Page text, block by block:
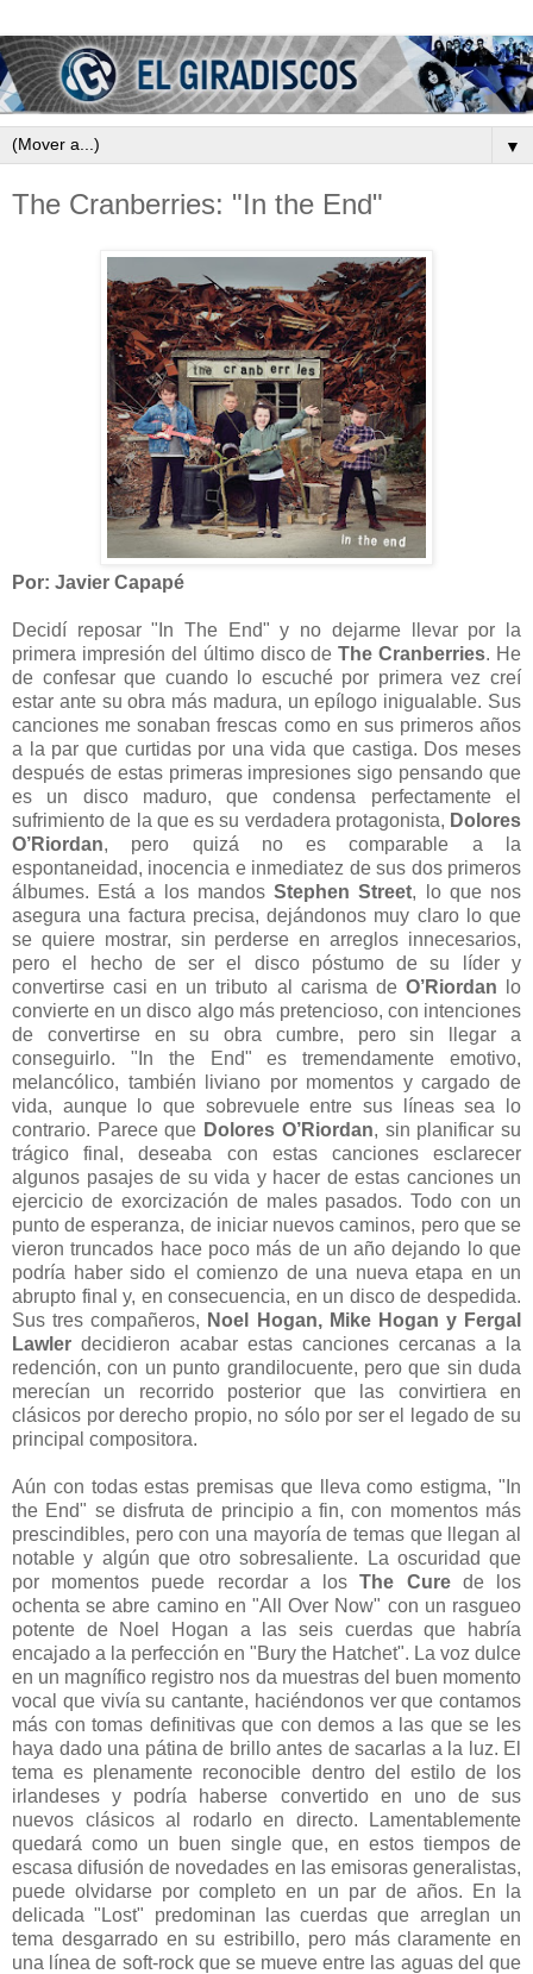
▼
The Cranberries: "In the End"
Por: Javier Capapé
Decidí reposar "In The End" y no dejarme llevar por la
primera impresión del último disco deThe Cranberries. He
de confesar que cuando lo escuché por primera vez creí
estar ante su obra más madura, un epílogo inigualable. Sus
canciones me sonaban frescas como en sus primeros años
a la par que curtidas por una vida que castiga. Dos meses
después de estas primeras impresiones sigo pensando que
es un disco maduro, que condensa perfectamente el
sufrimiento de la que es su verdadera protagonista, Dolores
O’Riordan, pero quizá no es comparable a la
espontaneidad, inocencia e inmediatez de sus dos primeros
álbumes. Está a los mandosStephen Street, lo que nos
asegura una factura precisa, dejándonos muy claro lo que
se quiere mostrar, sin perderse en arreglos innecesarios,
pero el hecho de ser el disco póstumo de su líder y
convertirse casi en un tributo al carisma de O’Riordan lo
convierte en un disco algo más pretencioso, con intenciones
de convertirse en su obra cumbre, pero sin llegar a
conseguirlo. "In the End" es tremendamente emotivo,
melancólico, también liviano por momentos y cargado de
vida, aunque lo que sobrevuele entre sus líneas sea lo
contrario. Parece que Dolores O’Riordan, sin planificar su
trágico final, deseaba con estas canciones esclarecer
algunos pasajes de su vida y hacer de estas canciones un
ejercicio de exorcización de males pasados. Todo con un
punto de esperanza, de iniciar nuevos caminos, pero que se
vieron truncados hace poco más de un año dejando lo que
podría haber sido el comienzo de una nueva etapa en un
abrupto final y, en consecuencia, en un disco de despedida.
Sus tres compañeros, Noel Hogan, Mike Hogan y Fergal
Lawler decidieron acabar estas canciones cercanas a la
redención, con un punto grandilocuente, pero que sin duda
merecían un recorrido posterior que las convirtiera en
clásicos por derecho propio, no sólo por ser el legado de su
principal compositora.
Aún con todas estas premisas que lleva como estigma, "In
the End" se disfruta de principio a fin, con momentos más
prescindibles, pero con una mayoría de temas que llegan al
notable y algún que otro sobresaliente. La oscuridad que
por momentos puede recordar a losThe Curede los
ochenta se abre camino en "All Over Now" con un rasgueo
potente de Noel Hogan a las seis cuerdas que habría
encajado a la perfección en "Bury the Hatchet". La voz dulce
en un magnífico registro nos da muestras del buen momento
vocal que vivía su cantante, haciéndonos ver que contamos
más con tomas definitivas que con demos a las que se les
haya dado una pátina de brillo antes de sacarlas a la luz. El
tema es plenamente reconocible dentro del estilo de los
irlandeses y podría haberse convertido en uno de sus
nuevos clásicos al rodarlo en directo. Lamentablemente
quedará como un buen single que, en estos tiempos de
escasa difusión de novedades en las emisoras generalistas,
puede olvidarse por completo en un par de años. En la
delicada "Lost" predominan las cuerdas que arreglan un
tema desgarrado en su estribillo, pero más claramente en
una línea de soft-rock que se mueve entre las aguas del que